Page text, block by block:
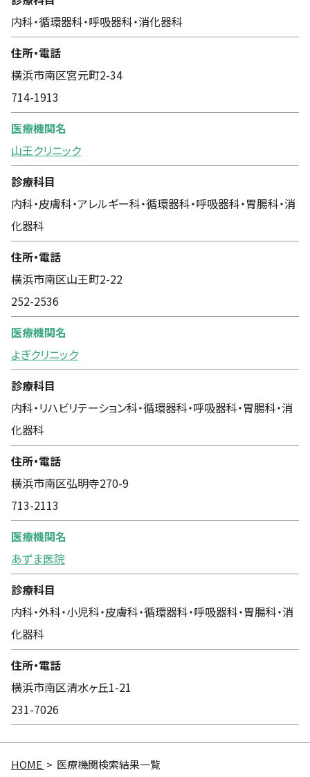
内科・循環器科・呼吸器科・消化器科
住所・電話
横浜市南区宮元町2-34
714-1913
医療機関名
山王クリニック
診療科目
内科・皮膚科・アレルギー科・循環器科・呼吸器科・胃腸科・消
化器科
住所・電話
横浜市南区山王町2-22
252-2536
医療機関名
よぎクリニック
診療科目
内科・リハビリテーション科・循環器科・呼吸器科・胃腸科・消
化器科
住所・電話
横浜市南区弘明寺270-9
713-2113
医療機関名
あずま医院
診療科目
内科・外科・小児科・皮膚科・循環器科・呼吸器科・胃腸科・消
化器科
住所・電話
横浜市南区清水ヶ丘1-21
231-7026
HOME > 医療機関検索結果一覧